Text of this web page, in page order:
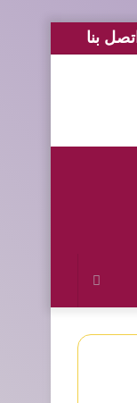
اتصل بنا
عن